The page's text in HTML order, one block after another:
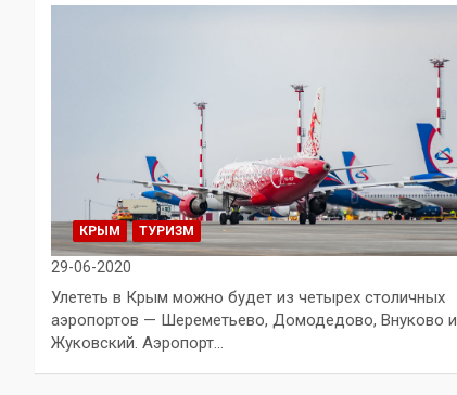
КРЫМ ТУРИЗМ
29-06-2020
Улететь в Крым можно будет из четырех столичных
аэропортов — Шереметьево, Домодедово, Внуково и
Жуковский. Аэропорт…